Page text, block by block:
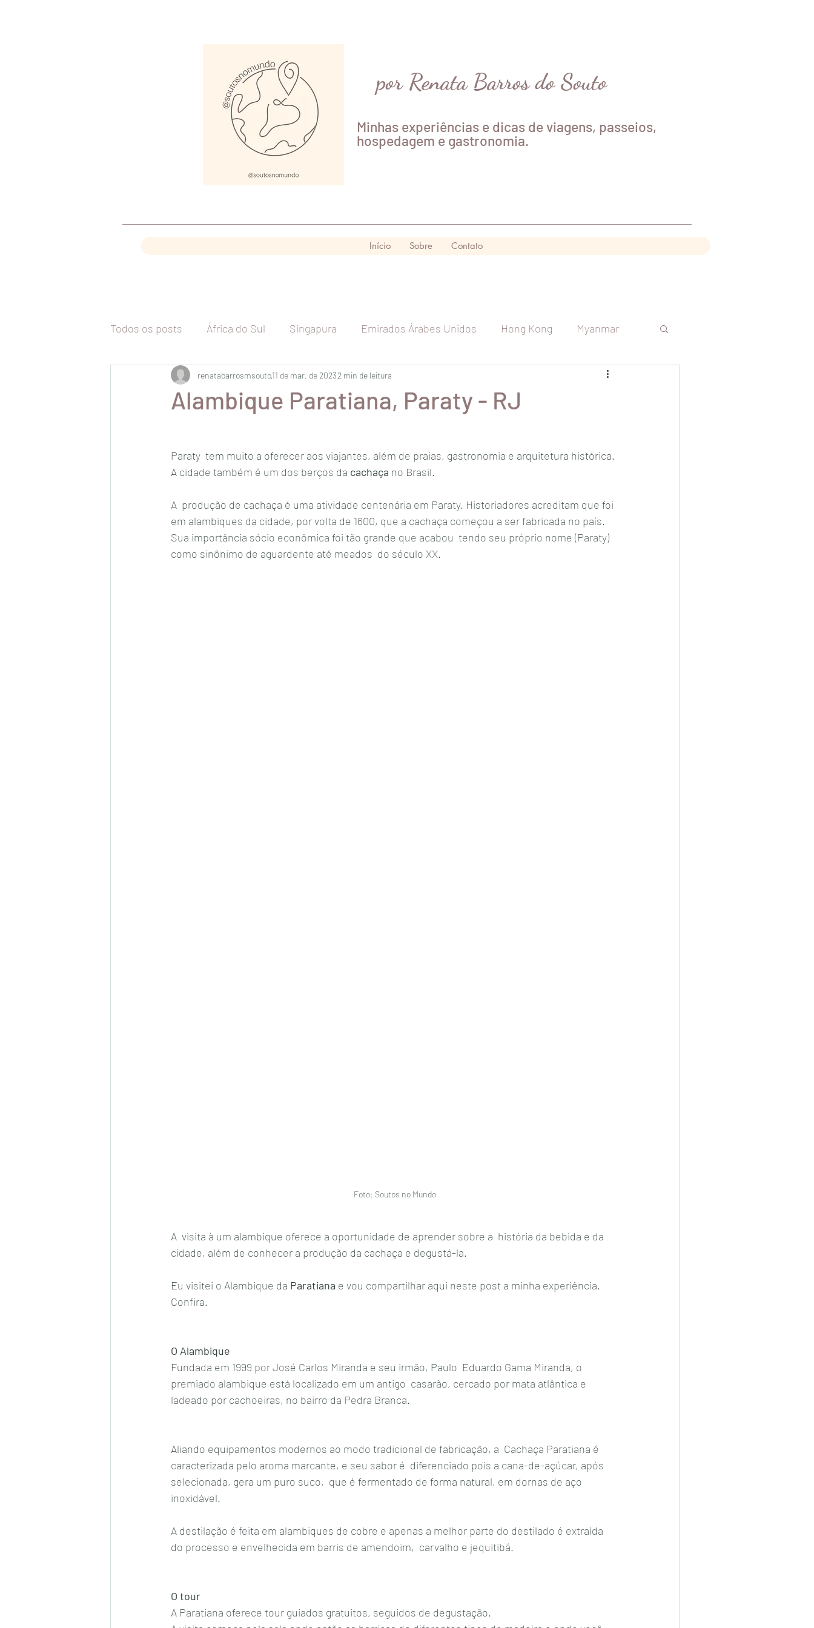
por Renata Barros do Souto
Minhas experiências e dicas de viagens, passeios,
hospedagem e gastronomia.
Início Sobre Contato
Todos os posts África do Sul Singapura Emirados Árabes Unidos Hong Kong Myanmar
Tailândia Malásia Vietnã Indonésia Índia Sri Lanka
Itália Inglaterra Espanha Bélgica França
Chile
Alambique Paratiana, Paraty - RJ
renatabarrosmsouto11 de mar. de 20232 min de leitura
Paraty  tem muito a oferecer aos viajantes, além de praias, gastronomia e arquitetura histórica.
A cidade também é um dos berços da cachaça no Brasil.
A  produção de cachaça é uma atividade centenária em Paraty. Historiadores acreditam que foi
em alambiques da cidade, por volta de 1600, que a cachaça começou a ser fabricada no país.
Sua importância sócio econômica foi tão grande que acabou  tendo seu próprio nome (Paraty)
como sinônimo de aguardente até meados  do século XX.
Foto: Soutos no Mundo
A  visita à um alambique oferece a oportunidade de aprender sobre a  história da bebida e da
cidade, além de conhecer a produção da cachaça e degustá-la.
Eu visitei o Alambique da Paratiana e vou compartilhar aqui neste post a minha experiência.
Confira.
O Alambique
Fundada em 1999 por José Carlos Miranda e seu irmão, Paulo  Eduardo Gama Miranda, o
premiado alambique está localizado em um antigo  casarão, cercado por mata atlântica e
ladeado por cachoeiras, no bairro da Pedra Branca.
Aliando equipamentos modernos ao modo tradicional de fabricação, a  Cachaça Paratiana é
caracterizada pelo aroma marcante, e seu sabor é  diferenciado pois a cana-de-açúcar, após
selecionada, gera um puro suco,  que é fermentado de forma natural, em dornas de aço
inoxidável.
A destilação é feita em alambiques de cobre e apenas a melhor parte do destilado é extraída
do processo e envelhecida em barris de amendoim,  carvalho e jequitibá.
O tour
A Paratiana oferece tour guiados gratuitos, seguidos de degustação.